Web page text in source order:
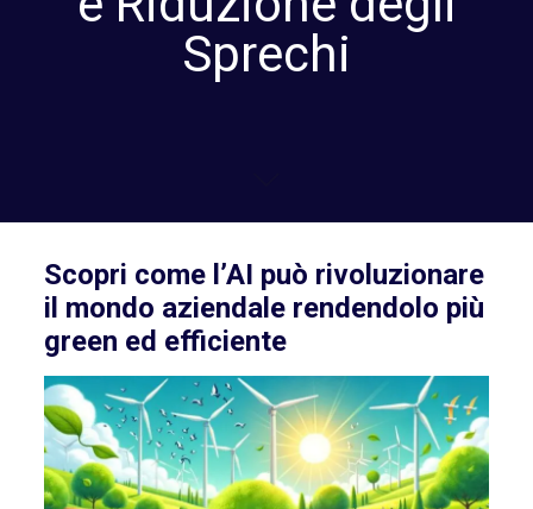
Sprechi
Scopri come l’AI può rivoluzionare
il mondo aziendale rendendolo più
green ed efficiente